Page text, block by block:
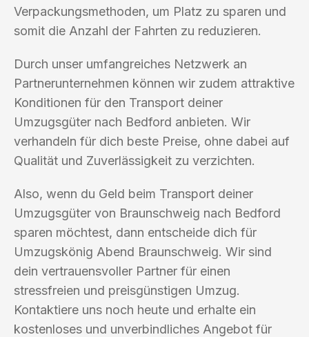
Verpackungsmethoden, um Platz zu sparen und
somit die Anzahl der Fahrten zu reduzieren.
Durch unser umfangreiches Netzwerk an
Partnerunternehmen können wir zudem attraktive
Konditionen für den Transport deiner
Umzugsgüter nach Bedford anbieten. Wir
verhandeln für dich beste Preise, ohne dabei auf
Qualität und Zuverlässigkeit zu verzichten.
Also, wenn du Geld beim Transport deiner
Umzugsgüter von Braunschweig nach Bedford
sparen möchtest, dann entscheide dich für
Umzugskönig Abend Braunschweig. Wir sind
dein vertrauensvoller Partner für einen
stressfreien und preisgünstigen Umzug.
Kontaktiere uns noch heute und erhalte ein
kostenloses und unverbindliches Angebot für